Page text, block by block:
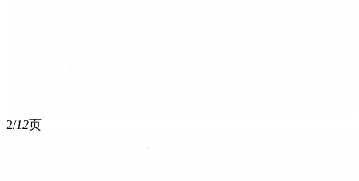
2/12页